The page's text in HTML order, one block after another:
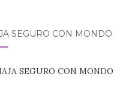
SEGURO CON MONDO